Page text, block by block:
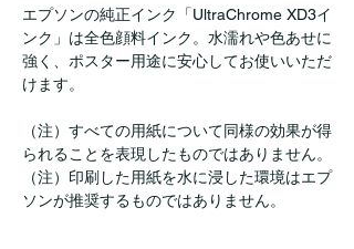
エプソンの純正インク「UltraChrome XD3イ
ンク」は全色顔料インク。水濡れや色あせに
強く、ポスター用途に安心してお使いいただ
けます。
（注）すべての用紙について同様の効果が得
られることを表現したものではありません。
（注）印刷した用紙を水に浸した環境はエプ
ソンが推奨するものではありません。